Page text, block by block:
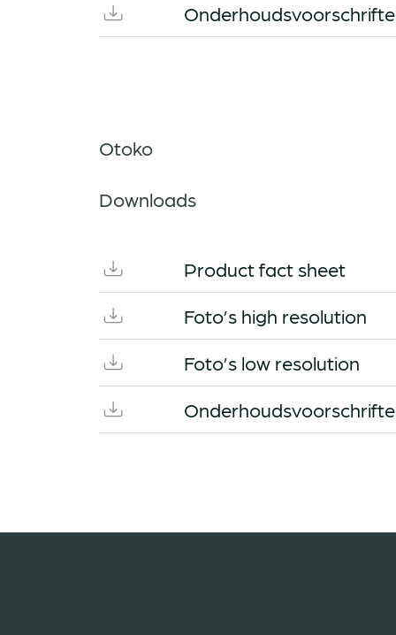
Otoko
Downloads
Product fact sheet
Foto’s high resolution
Foto’s low resolution